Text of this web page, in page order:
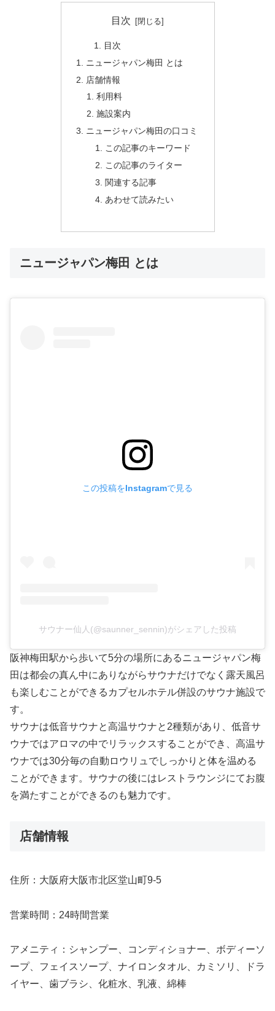
目次
目次
ニュージャパン梅田 とは
店舗情報
利用料
施設案内
ニュージャパン梅田の口コミ
この記事のキーワード
この記事のライター
関連する記事
あわせて読みたい
ニュージャパン梅田 とは
この投稿をInstagramで見る
サウナー仙人(@saunner_sennin)がシェアした投稿
阪神梅田駅から歩いて5分の場所にあるニュージャパン梅
田は都会の真ん中にありながらサウナだけでなく露天風呂
も楽しむことができるカプセルホテル併設のサウナ施設で
す。
サウナは低音サウナと高温サウナと2種類があり、低音サ
ウナではアロマの中でリラックスすることができ、高温サ
ウナでは30分毎の自動ロウリュでしっかりと体を温める
ことができます。サウナの後にはレストラウンジにてお腹
を満たすことができるのも魅力です。
店舗情報
住所：大阪府大阪市北区堂山町9-5
営業時間：24時間営業
アメニティ：シャンプー、コンディショナー、ボディーソ
ープ、フェイスソープ、ナイロンタオル、カミソリ、ドラ
イヤー、歯ブラシ、化粧水、乳液、綿棒